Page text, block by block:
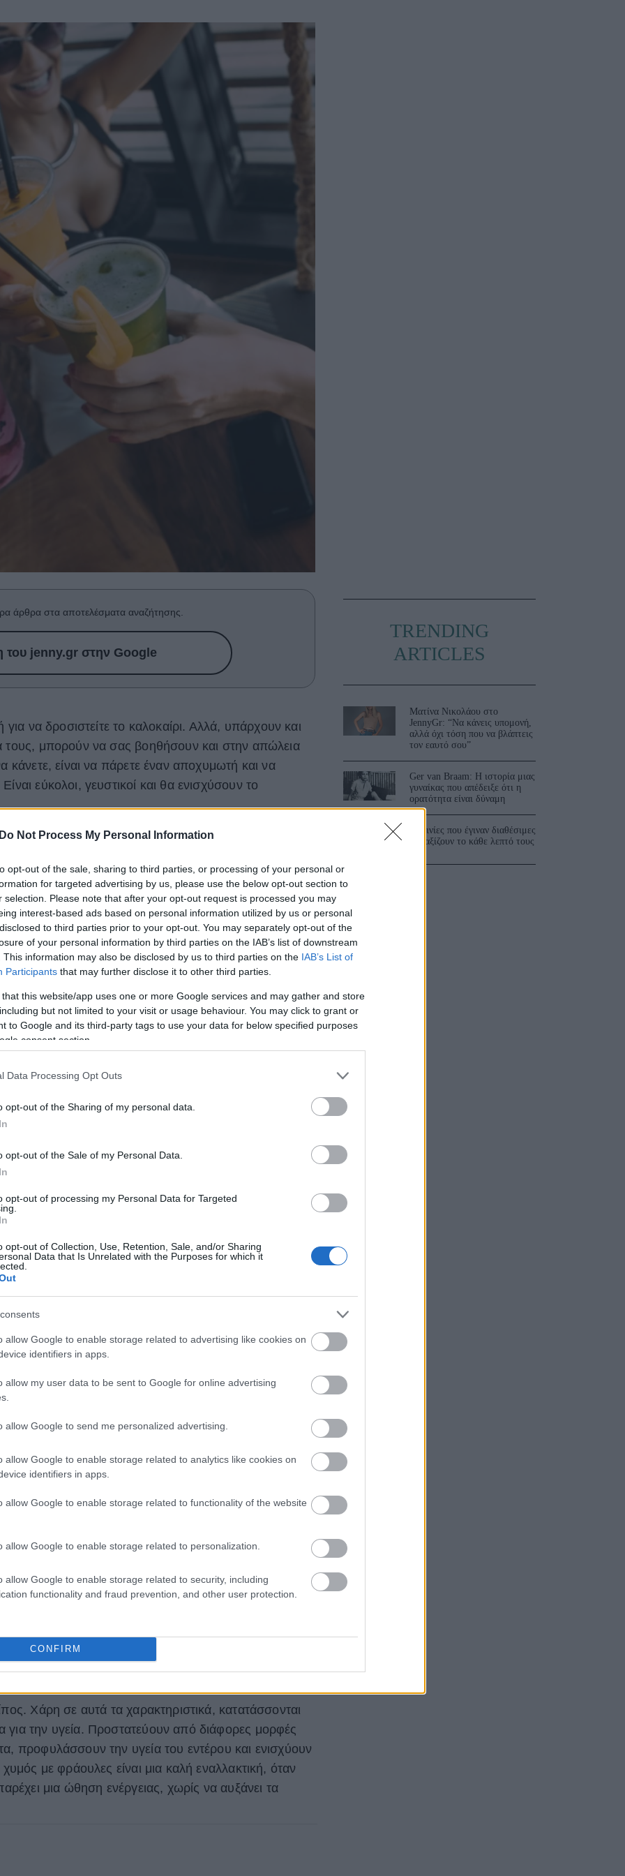
Do Not Process My Personal Information
opt-out of the sale, sharing to third parties, or processing of your personal or
for targeted advertising by us, please use the below opt-out section to
selection. Please note that after your opt-out request is processed you may
interest-based ads based on personal information utilized by us or personal
to third parties prior to your opt-out. You may separately opt-out of the
of your personal information by third parties on the IAB’s list of downstream
This information may also be disclosed by us to third parties on the IAB’s List of
Participants that may further disclose it to other third parties.
that this website/app uses one or more Google services and may gather and store
but not limited to your visit or usage behaviour. You may click to grant or
to Google and its third-party tags to use your data for below specified purposes
consent section.
Data Processing Opt Outs
opt-out of the Sharing of my personal data.
opt-out of the Sale of my Personal Data.
opt-out of processing my Personal Data for Targeted
opt-out of Collection, Use, Retention, Sale, and/or Sharing
Data that Is Unrelated with the Purposes for which it
allow Google to enable storage related to advertising like cookies on
identifiers in apps.
allow my user data to be sent to Google for online advertising
allow Google to send me personalized advertising.
allow Google to enable storage related to analytics like cookies on
identifiers in apps.
allow Google to enable storage related to functionality of the website
allow Google to enable storage related to personalization.
allow Google to enable storage related to security, including
functionality and fraud prevention, and other user protection.
CONFIRM
Χωρίς Ταμπέλες
Market News
άρθρα στα αποτελέσματα αναζήτησης.
του jenny.gr στην Google
για να δροσιστείτε το καλοκαίρι. Αλλά, υπάρχουν και
τους, μπορούν να σας βοηθήσουν και στην απώλεια
κάνετε, είναι να πάρετε έναν αποχυμωτή και να
εύκολοι, γευστικοί και θα ενισχύσουν το
+ ΔΙΑΤΡΟΦΗ
μια πραγματική θρεπτική δύναμη, που βελτιώνει το
για ώρες χορτάτους και προστατεύει από τις
πιείτε θα πάρετε μια πληθώρα βιταμινών, που θα
της ημέρας. Αν θέλετε να χάσετε κάποια κιλά,
προσπάθεια σας.
συστατικά και φτωχές
Χάρη σε αυτά τα χαρακτηριστικά, κατατάσσονται
την υγεία. Προστατεύουν από διάφορες μορφές
προφυλάσσουν την υγεία του εντέρου και ενισχύουν
με φράουλες είναι μια καλή εναλλακτική, όταν
μια ώθηση ενέργειας, χωρίς να αυξάνει τα
TRENDING
ARTICLES
Ματίνα Νικολάου στο
JennyGr: “Να κάνεις υπομονή,
αλλά όχι τόση που να βλάπτεις
τον εαυτό σου”
Ger van Braam: Η ιστορία μιας
γυναίκας που απέδειξε ότι η
ορατότητα είναι δύναμη
3 ταινίες που έγιναν διαθέσιμες
και αξίζουν το κάθε λεπτό τους